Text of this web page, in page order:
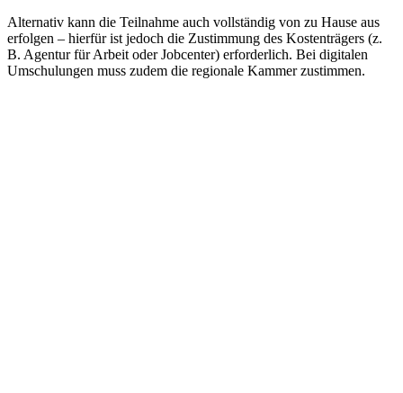
Alternativ kann die Teilnahme auch vollständig von zu Hause aus
erfolgen – hierfür ist jedoch die Zustimmung des Kostenträgers (z.
B. Agentur für Arbeit oder Jobcenter) erforderlich. Bei digitalen
Umschulungen muss zudem die regionale Kammer zustimmen.